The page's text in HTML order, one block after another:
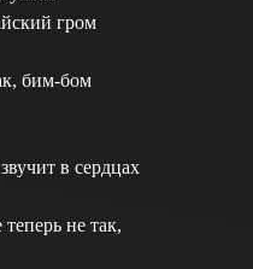
гром
бим-бом
в сердцах
не так,